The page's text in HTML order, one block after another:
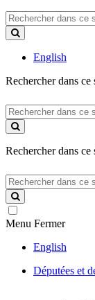
Rechercher
dans
ce
English
Rechercher dans ce
Rechercher
dans
ce
Rechercher dans ce
Rechercher
dans
ce
site
Menu Fermer
English
Députées et